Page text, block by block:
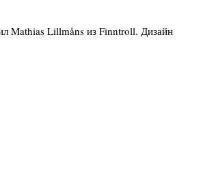
Mathias Lillmåns из Finntroll. Дизайн